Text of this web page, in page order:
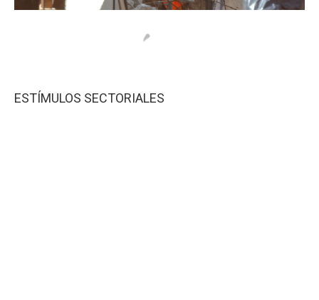
ESTÍMULOS SECTORIALES